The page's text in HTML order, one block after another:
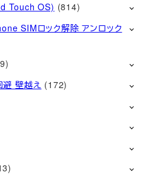
Touch OS) (814)
SIMロック解除 アンロック
避 壁越え (172)